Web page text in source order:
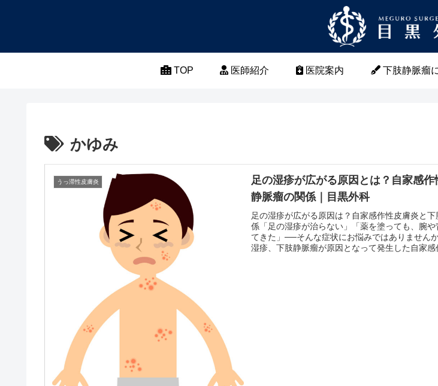
TOP 医師紹介 医院案内 下肢静脈瘤
かゆみ
うっ滞性皮膚炎
足の湿疹が広がる原因とは？自家感
静脈瘤の関係｜目黒外科
足の湿疹が広がる原因は？自家感作性皮膚炎と
係「足の湿疹が治らない」「薬を塗っても、腕
てきた」──そんな症状にお悩みではありません
湿疹、下肢静脈瘤が原因となって発生した自家感